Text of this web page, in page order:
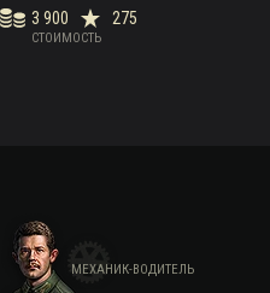
СТОИМОСТЬ
3 900 275
МЕХАНИК-ВОДИТЕЛЬ